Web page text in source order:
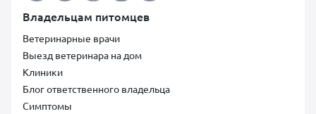
Владельцам питомцев
Ветеринарные врачи
Выезд ветеринара на дом
Клиники
Блог ответственного владельца
Симптомы